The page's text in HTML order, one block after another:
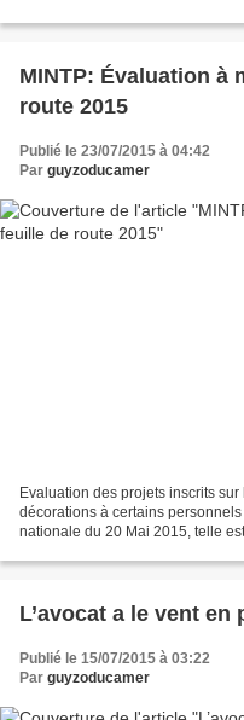
MINTP: Évaluation à
route 2015
Publié le 23/07/2015 à 04:42
Par guyzoducamer
Evaluation des projets inscrits
décorations à certains
nationale du 20 Mai 2015, telle
L’avocat a le vent en
Publié le 15/07/2015 à 03:22
Par guyzoducamer